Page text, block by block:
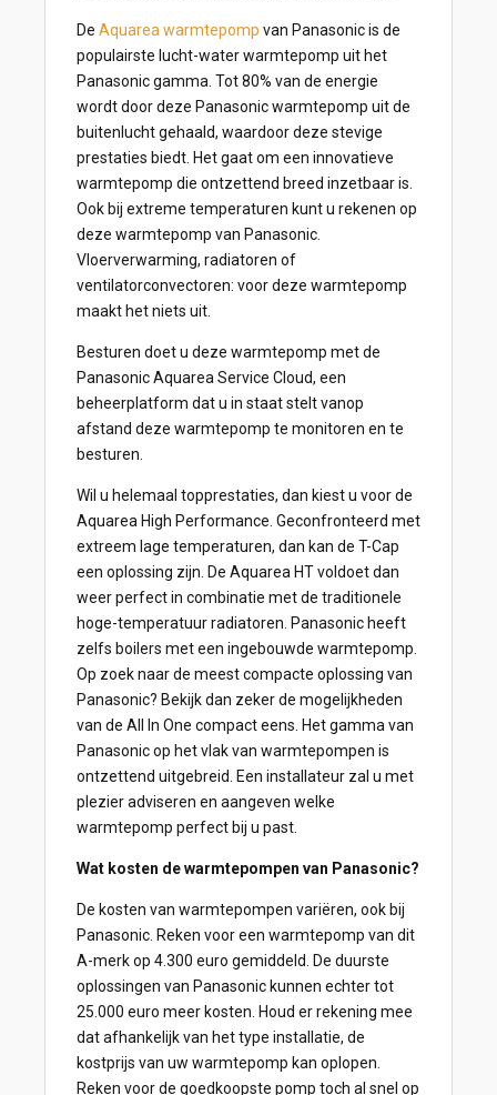
De Aquarea warmtepomp van Panasonic is de
populairste lucht-water warmtepomp uit het
Panasonic gamma. Tot 80% van de energie
wordt door deze Panasonic warmtepomp uit de
buitenlucht gehaald, waardoor deze stevige
prestaties biedt. Het gaat om een innovatieve
warmtepomp die ontzettend breed inzetbaar is.
Ook bij extreme temperaturen kunt u rekenen op
deze warmtepomp van Panasonic.
Vloerverwarming, radiatoren of
ventilatorconvectoren: voor deze warmtepomp
maakt het niets uit.
Besturen doet u deze warmtepomp met de
Panasonic Aquarea Service Cloud, een
beheerplatform dat u in staat stelt vanop
afstand deze warmtepomp te monitoren en te
besturen.
Wil u helemaal topprestaties, dan kiest u voor de
Aquarea High Performance. Geconfronteerd met
extreem lage temperaturen, dan kan de T-Cap
een oplossing zijn. De Aquarea HT voldoet dan
weer perfect in combinatie met de traditionele
hoge-temperatuur radiatoren. Panasonic heeft
zelfs boilers met een ingebouwde warmtepomp.
Op zoek naar de meest compacte oplossing van
Panasonic? Bekijk dan zeker de mogelijkheden
van de All In One compact eens. Het gamma van
Panasonic op het vlak van warmtepompen is
ontzettend uitgebreid. Een installateur zal u met
plezier adviseren en aangeven welke
warmtepomp perfect bij u past.
Wat kosten de warmtepompen van Panasonic?
De kosten van warmtepompen variëren, ook bij
Panasonic. Reken voor een warmtepomp van dit
A-merk op 4.300 euro gemiddeld. De duurste
oplossingen van Panasonic kunnen echter tot
25.000 euro meer kosten. Houd er rekening mee
dat afhankelijk van het type installatie, de
kostprijs van uw warmtepomp kan oplopen.
Reken voor de goedkoopste pomp toch al snel op